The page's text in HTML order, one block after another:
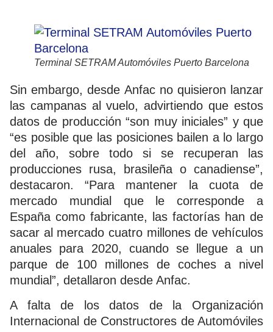
Terminal SETRAM Automóviles Puerto Barcelona
Sin embargo, desde Anfac no quisieron lanzar
las campanas al vuelo, advirtiendo que estos
datos de producción “son muy iniciales” y que
“es posible que las posiciones bailen a lo largo
del año, sobre todo si se recuperan las
producciones rusa, brasileña o canadiense”,
destacaron. “Para mantener la cuota de
mercado mundial que le corresponde a
España como fabricante, las factorías han de
sacar al mercado cuatro millones de vehículos
anuales para 2020, cuando se llegue a un
parque de 100 millones de coches a nivel
mundial”, detallaron desde Anfac.
A falta de los datos de la Organización
Internacional de Constructores de Automóviles